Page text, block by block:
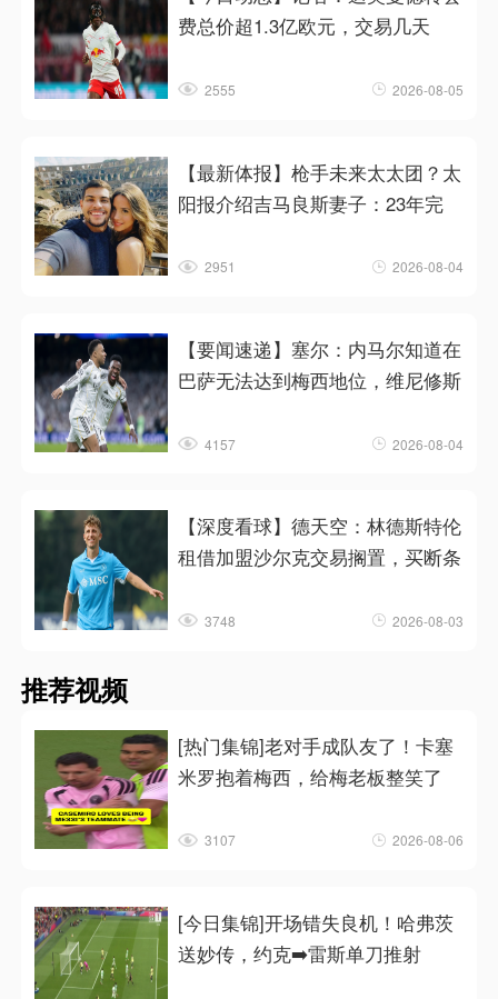
费总价超1.3亿欧元，交易几天
2555 2026-08-05
【最新体报】枪手未来太太团？太
阳报介绍吉马良斯妻子：23年完
2951 2026-08-04
【要闻速递】塞尔：内马尔知道在
巴萨无法达到梅西地位，维尼修斯
4157 2026-08-04
【深度看球】德天空：林德斯特伦
租借加盟沙尔克交易搁置，买断条
3748 2026-08-03
推荐视频
[热门集锦]老对手成队友了！卡塞
米罗抱着梅西，给梅老板整笑了
3107 2026-08-06
[今日集锦]开场错失良机！哈弗茨
送妙传，约克➡️雷斯单刀推射